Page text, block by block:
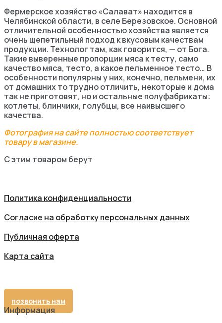
Фермерское хозяйство «Салават» находится в
Челябинской области, в селе Березовское. Основной
отличительной особенностью хозяйства является
очень щепетильный подход к вкусовым качествам
продукции. Технолог там, как говорится, — от Бога.
Такие выверенные пропорции мяса к тесту, само
качество мяса, тесто, а какое пельменное тесто… В
особенности популярны у них, конечно, пельмени, их
от домашних то трудно отличить, некоторые и дома
так не приготовят, но и остальные полуфабрикаты:
котлеты, блинчики, голубцы, все наивысшего
качества.
Фотография на сайте полностью соответствует
товару в магазине.
С этим товаром берут
Политика конфиденциальности
Cогласие на обработку персональных данных
Публичная оферта
Карта сайта
позвонить нам
Информация